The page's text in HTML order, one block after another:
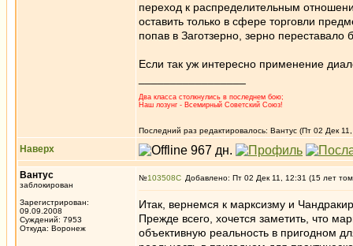
переход к распределительным
оставить только в сфере торговли
попав в Заготзерно, зерно переставало
Если так уж интересно применение
Два класса столкнулись в последнем бою;
Наш лозунг - Всемирный Советский Союз!
Последний раз редактировалось: Вантус (Пт 02 Дек
Наверх
Вантус
заблокирован
Зарегистрирован:
09.09.2008
Суждений: 7953
Откуда: Воронеж
№103508 Добавлено: Пт 02 Дек 11, 12:31 (15 лет
Итак, вернемся к марксизму и
Прежде всего, хочется заметить, что
объективную реальность в пригодном